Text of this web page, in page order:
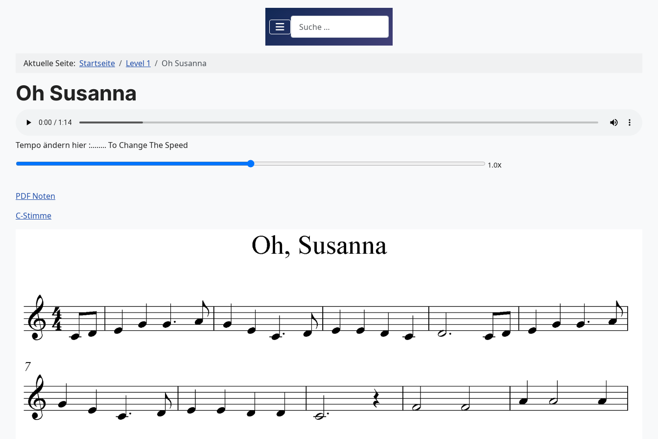
Suchen
Aktuelle Seite: Startseite Level 1 Oh Susanna
Oh Susanna
Tempo ändern hier :........ To Change The Speed
1.0x
PDF Noten
C-Stimme